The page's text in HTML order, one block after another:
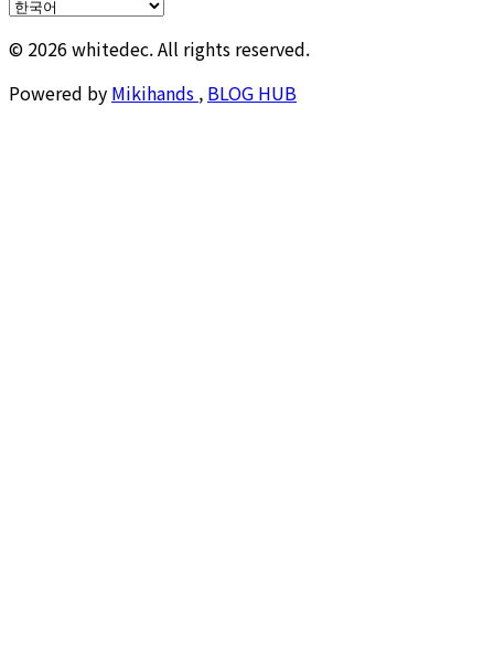
© 2026 whitedec. All rights reserved.
Powered by Mikihands , BLOG HUB